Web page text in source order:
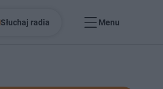
Słuchaj radia Menu